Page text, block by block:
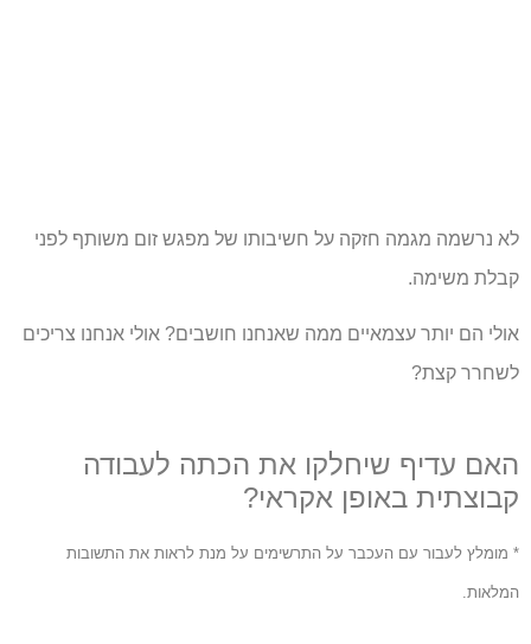
לא נרשמה מגמה חזקה על חשיבותו של מפגש זום משותף לפני
קבלת משימה.
אולי הם יותר עצמאיים ממה שאנחנו חושבים? אולי אנחנו צריכים
לשחרר קצת?
האם עדיף שיחלקו את הכתה לעבודה
קבוצתית באופן אקראי?
* מומלץ לעבור עם העכבר על התרשימים על מנת לראות את התשובות
המלאות.